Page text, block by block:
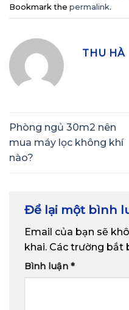
Bookmark the permalink.
THU HÀ
Phòng ngủ 30m2 nên
mua máy lọc không khí
nào?
Để lại một bình
Email của bạn sẽ
khai. Các trường bắt
Bình luận *